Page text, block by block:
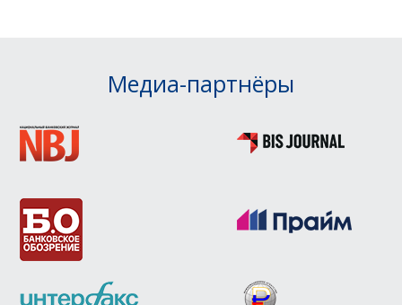
Медиа-партнёры